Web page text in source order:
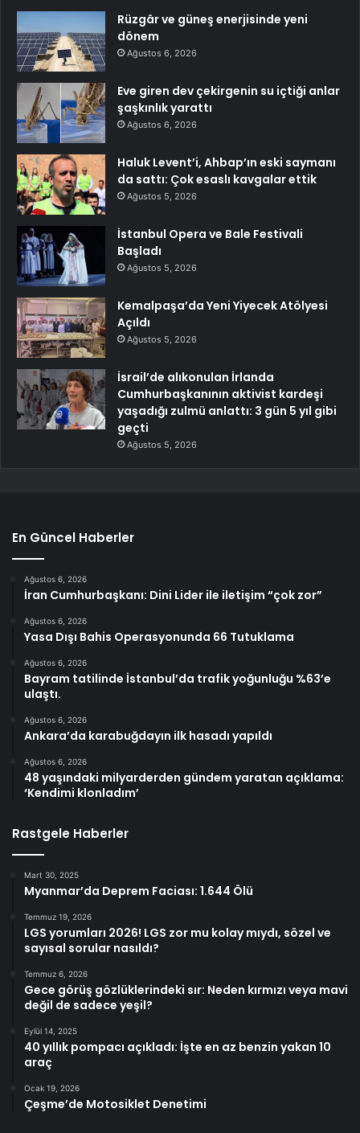
Rüzgâr ve güneş enerjisinde yeni
dönem
Ağustos 6, 2026
Eve giren dev çekirgenin su içtiği anlar
şaşkınlık yarattı
Ağustos 6, 2026
Haluk Levent’i, Ahbap’ın eski saymanı
da sattı: Çok esaslı kavgalar ettik
Ağustos 5, 2026
İstanbul Opera ve Bale Festivali
Başladı
Ağustos 5, 2026
Kemalpaşa’da Yeni Yiyecek Atölyesi
Açıldı
Ağustos 5, 2026
İsrail’de alıkonulan İrlanda
Cumhurbaşkanının aktivist kardeşi
yaşadığı zulmü anlattı: 3 gün 5 yıl gibi
geçti
Ağustos 5, 2026
En Güncel Haberler
Ağustos 6, 2026
İran Cumhurbaşkanı: Dini Lider ile iletişim “çok zor”
Ağustos 6, 2026
Yasa Dışı Bahis Operasyonunda 66 Tutuklama
Ağustos 6, 2026
Bayram tatilinde İstanbul’da trafik yoğunluğu %63’e
ulaştı.
Ağustos 6, 2026
Ankara’da karabuğdayın ilk hasadı yapıldı
Ağustos 6, 2026
48 yaşındaki milyarderden gündem yaratan açıklama:
‘Kendimi klonladım’
Rastgele Haberler
Mart 30, 2025
Myanmar’da Deprem Faciası: 1.644 Ölü
Temmuz 19, 2026
LGS yorumları 2026! LGS zor mu kolay mıydı, sözel ve
sayısal sorular nasıldı?
Temmuz 6, 2026
Gece görüş gözlüklerindeki sır: Neden kırmızı veya mavi
değil de sadece yeşil?
Eylül 14, 2025
40 yıllık pompacı açıkladı: İşte en az benzin yakan 10
araç
Ocak 19, 2026
Çeşme’de Motosiklet Denetimi